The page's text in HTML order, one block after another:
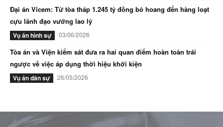
Đại án Vicem: Từ tòa tháp 1.245 tỷ đồng bỏ hoang đến hàng loạt
cựu lãnh đạo vướng lao lý
Vụ án hình sự 03/06/2026
Tòa án và Viện kiểm sát đưa ra hai quan điểm hoàn toàn trái
ngược về việc áp dụng thời hiệu khởi kiện
Vụ án dân sự 26/05/2026